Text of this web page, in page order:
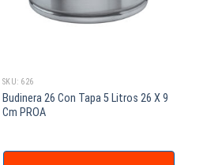
SKU: 626
Budinera 26 Con Tapa 5 Litros 26 X 9
Cm PROA